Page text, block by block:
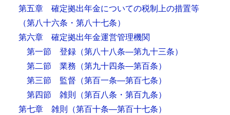
第五章 確定拠出年金についての税制上の措置等
（第八十六条・第八十七条）
第六章 確定拠出年金運営管理機関
第一節 登録 （第八十八条―第九十三条）
第二節 業務 （第九十四条―第百条）
第三節 監督 （第百一条―第百七条）
第四節 雑則 （第百八条・第百九条）
第七章 雑則 （第百十条―第百十七条）